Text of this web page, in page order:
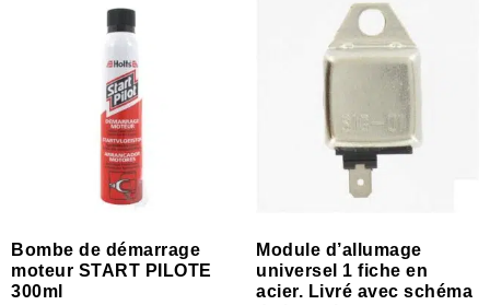
Bombe de démarrage
moteur START PILOTE
300ml
Module d’allumage
universel 1 fiche en
acier. Livré avec schéma